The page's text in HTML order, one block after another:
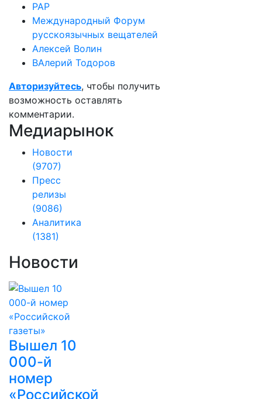
РАР
Международный Форум
русскоязычных вещателей
Алексей Волин
ВАлерий Тодоров
Авторизуйтесь, чтобы получить
возможность оставлять
комментарии.
Медиарынок
Новости
(9707)
Пресс
релизы
(9086)
Аналитика
(1381)
Новости
Вышел 10
000-й
номер
«Российской